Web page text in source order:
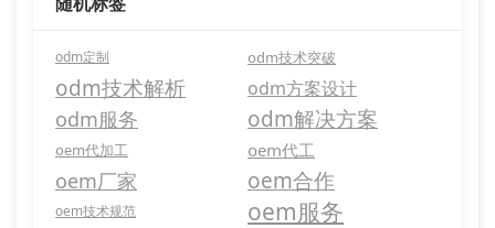
odm定制 odm技术突破
odm技术解析 odm方案设计
odm服务 odm解决方案
oem代加工 oem代工
oem厂家 oem合作
oem技术规范 oem服务